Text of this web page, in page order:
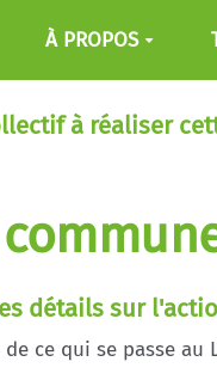
À PROPOS
à réaliser
détails sur
ce qui se passe au